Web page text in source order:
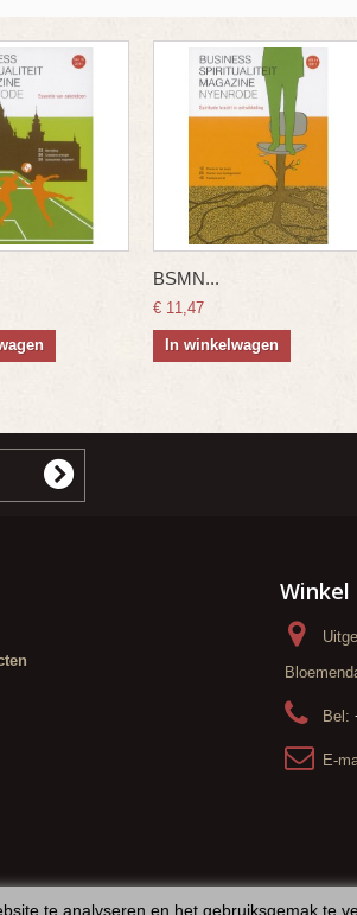
BSMN...
€ 11,47
In winkelwagen
Bel:
E-
te analyseren en het gebruiksgemak te